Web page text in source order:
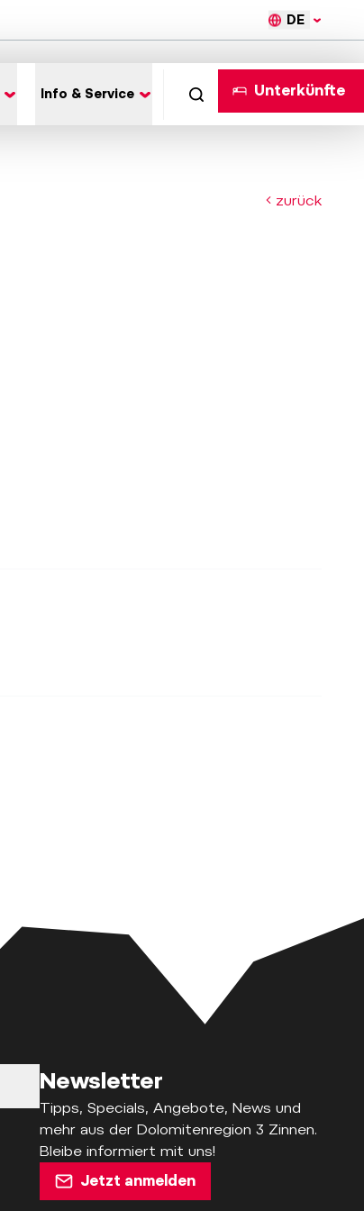
DE
Info & Service Unterkünfte
zurück
Newsletter
Tipps, Specials, Angebote, News und
mehr aus der Dolomitenregion 3 Zinnen.
Bleibe informiert mit uns!
Jetzt anmelden